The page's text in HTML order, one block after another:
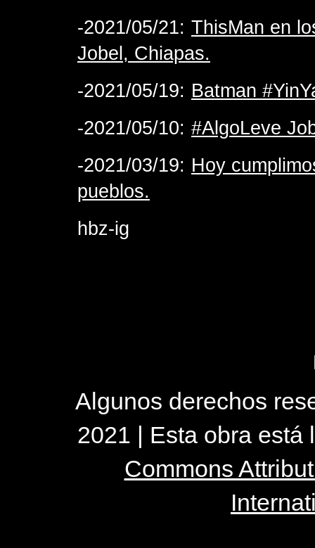
-2021/05/21: ThisMan en
Jobel, Chiapas.
-2021/05/19: Batman
-2021/05/10: #AlgoLeve
-2021/03/19: Hoy
pueblos.
hbz-ig
Algunos derechos
2021 | Esta obra
Commons